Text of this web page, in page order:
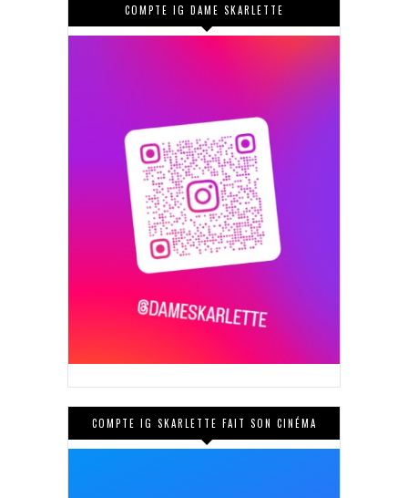
COMPTE IG DAME SKARLETTE
COMPTE IG SKARLETTE FAIT SON CINÉMA